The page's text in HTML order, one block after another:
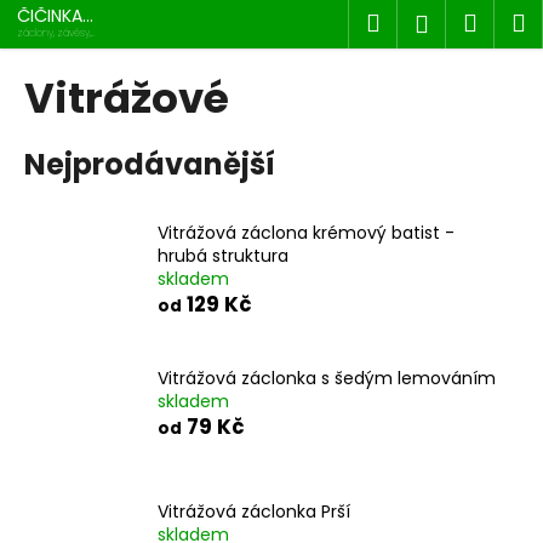
Přejít
na
obsah
ČIČINKA
s.r.o.
záclony, závěsy,
dekorace
Hledat
Vitrážové
Nejprodávanější
Vitrážová záclona krémový batist -
hrubá struktura
skladem
od 129 Kč
Vitrážová záclonka s šedým lemováním
skladem
od 79 Kč
Vitrážová záclonka Prší
skladem
K
o
o